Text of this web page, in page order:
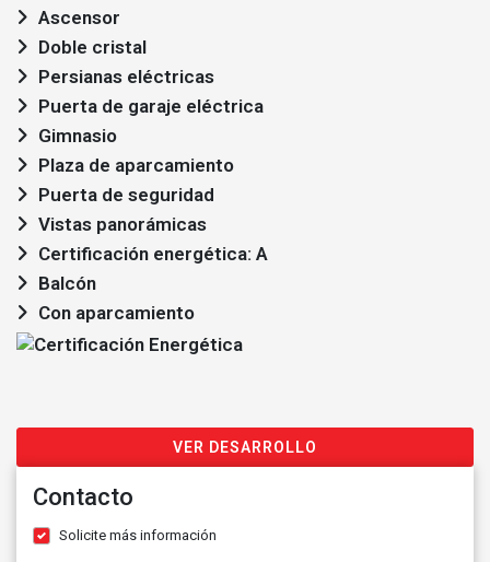
Ascensor
Doble cristal
Persianas eléctricas
Puerta de garaje eléctrica
Gimnasio
Plaza de aparcamiento
Puerta de seguridad
Vistas panorámicas
Certificación energética: A
Balcón
Con aparcamiento
VER DESARROLLO
Contacto
Solicite más información